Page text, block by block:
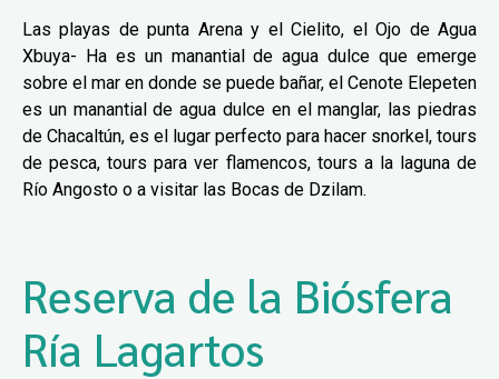
Las playas de punta Arena y el Cielito, el Ojo de Agua
Xbuya- Ha es un manantial de agua dulce que emerge
sobre el mar en donde se puede bañar, el Cenote Elepeten
es un manantial de agua dulce en el manglar, las piedras
de Chacaltún, es el lugar perfecto para hacer snorkel, tours
de pesca, tours para ver flamencos, tours a la laguna de
Río Angosto o a visitar las Bocas de Dzilam.
Reserva de la Biósfera
Ría Lagartos